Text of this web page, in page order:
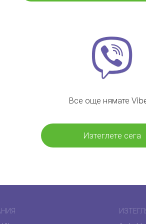
Все още нямате
Изтеглете сега